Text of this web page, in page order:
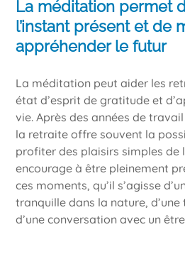
La méditation permet
l’instant présent et de
appréhender le futur
La méditation peut aider les
état d’esprit de gratitude et
vie. Après des années de
la retraite offre souvent la
profiter des plaisirs simples de
encourage à être pleinement
ces moments, qu’il s’agisse
tranquille dans la nature,
d’une conversation avec un